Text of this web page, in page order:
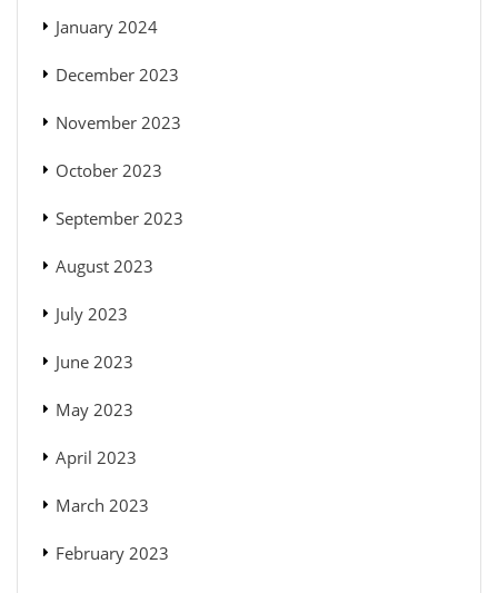
January 2024
December 2023
November 2023
October 2023
September 2023
August 2023
July 2023
June 2023
May 2023
April 2023
March 2023
February 2023